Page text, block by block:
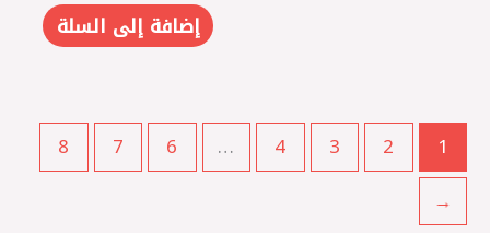
إضافة إلى السلة
1
2
3
4
…
6
7
8
←